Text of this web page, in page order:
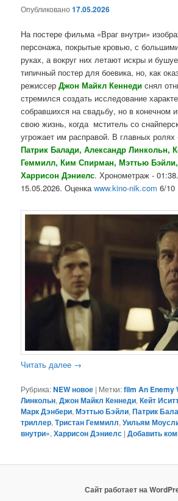
Опубликовано17.05.2026
На постере фильма «Враг внутри»
персонажа, покрытые кровью, с
руках, а вокруг них летают искры и
типичный постер для боевика, но, как
режиссерДжон Майкл Кеннеди снял
стремился создать исследование
собравшихся на свадьбу, но в конечном
свою жизнь, когда мститель со
угрожает им расправой. В главных
Патрик Балади, Александр Линкольн,
Геммилл, Ким Спирман, Мэттью
Харрисон Дэниелс. Хронометраж -
15.05.2026. Оценкаwww.kino-nik.com 6/10
Читать далее →
Рубрика:NEW новое | Метки:film An Enemy
Линкольн,Джон Майкл Кеннеди,Кейт
Марк Дэнбери,Мэттью Бэйли,Патрик
триллер,Тристан Геммилл,Уильям
внутри»,Харрисон Дэниелс |Добавить
Сайт работает на